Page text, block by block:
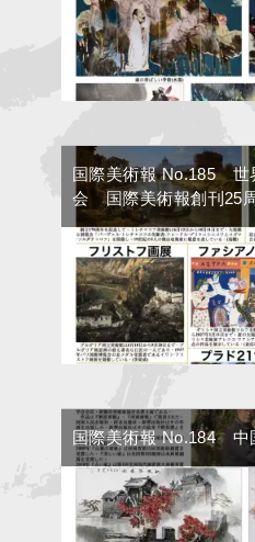
国際美術報 No.185 世
会 国際美術報創刊25
国際美術報 No.184